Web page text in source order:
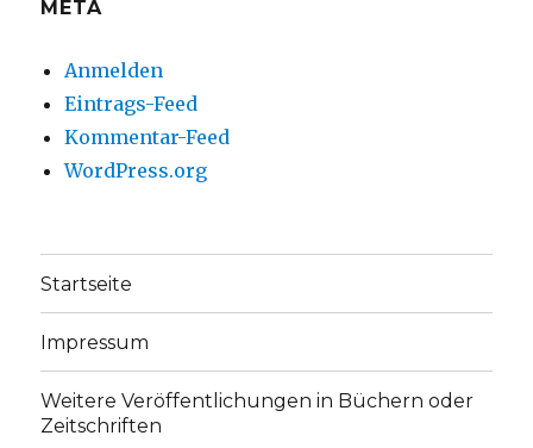
META
Anmelden
Eintrags-Feed
Kommentar-Feed
WordPress.org
Startseite
Impressum
Weitere Veröffentlichungen in Büchern oder
Zeitschriften